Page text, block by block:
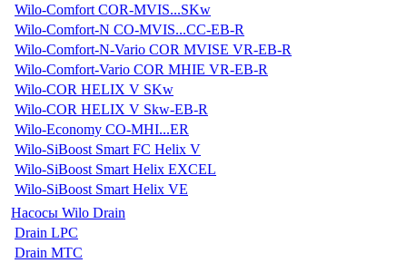
Wilo-Comfort COR-MVIS...SKw
Wilo-Comfort-N CO-MVIS...CC-EB-R
Wilo-Comfort-N-Vario COR MVISE VR-EB-R
Wilo-Comfort-Vario COR MHIE VR-EB-R
Wilo-COR HELIX V SKw
Wilo-COR HELIX V Skw-EB-R
Wilo-Economy CO-MHI...ER
Wilo-SiBoost Smart FC Helix V
Wilo-SiBoost Smart Helix EXCEL
Wilo-SiBoost Smart Helix VE
Насосы Wilo Drain
Drain LPC
Drain MTC